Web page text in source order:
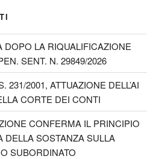
DOPO LA RIQUALIFICAZIONE
SENT. N. 29849/2026
231/2001, ATTUAZIONE DELL’AI
CORTE DEI CONTI
CONFERMA IL PRINCIPIO
DELLA SOSTANZA SULLA
SUBORDINATO